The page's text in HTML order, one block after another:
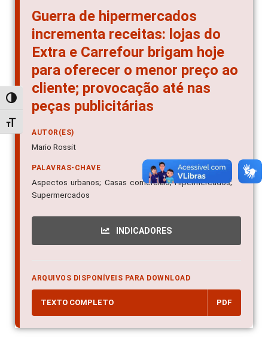
Alternar alto contraste
Alternar tamanho da fonte
Guerra de hipermercados
incrementa receitas: lojas do
Extra e Carrefour brigam hoje
para oferecer o menor preço ao
cliente; provocação até nas
peças publicitárias
AUTOR(ES)
Mario Rossit
PALAVRAS-CHAVE
Aspectos urbanos; Casas comerciais; Hipermercados;
Supermercados
INDICADORES
ARQUIVOS DISPONÍVEIS PARA DOWNLOAD
TEXTO COMPLETO PDF